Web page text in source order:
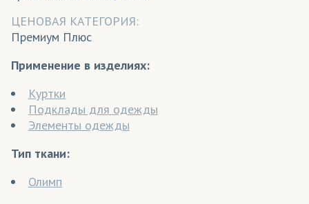
ЦЕНОВАЯ КАТЕГОРИЯ:
Премиум Плюс
Применение в изделиях:
Куртки
Подклады для одежды
Элементы одежды
Тип ткани:
Олимп